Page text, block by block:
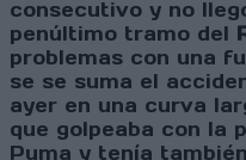
consecutivo y no
penúltimo tramo del
problemas con una
se se suma el
ayer en una curva
que golpeaba con la
Puma y tenía